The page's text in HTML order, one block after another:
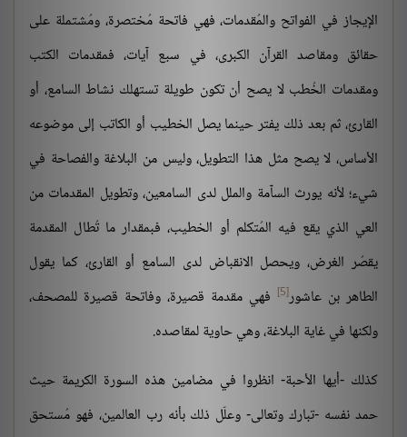
الإيجاز في الفواتح والمُقدمات، فهي فاتحة مُختصرة، ومُشتملة على
حقائق ومقاصد القرآن الكبرى، في سبع آيات، فمقدمات الكتب
ومقدمات الخُطب لا يصح أن تكون طويلة تستهلك نشاط السامع، أو
القارئ، ثم بعد ذلك يفتر حينما يصل الخطيب أو الكاتب إلى موضوعه
الأساس، لا يصح مثل هذا التطويل، وليس من البلاغة والفصاحة في
شيء؛ لأنه يورث السآمة والملل لدى السامعين، وتطويل المقدمات من
العي الذي يقع فيه المُتكلم أو الخطيب، فبمقدار ما تُطال المقدمة
يقصُر الغرض، ويحصل الانقباض لدى السامع أو القارئ، كما يقول
الطاهر بن عاشور[5]
فهي مقدمة قصيرة، وفاتحة قصيرة للمصحف،
ولكنها في غاية البلاغة، وهي حاوية لمقاصده.
كذلك -أيها الأحبة- انظروا في مضامين هذه السورة الكريمة حيث
حمد نفسه -تبارك وتعالى- وعلّل ذلك بأنه رب العالمين، فهو مُستحق